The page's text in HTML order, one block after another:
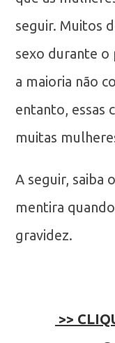
seguir. Muitos
sexo durante
a maioria não
entanto, essas
muitas
A seguir, saiba
mentira
gravidez.
>>